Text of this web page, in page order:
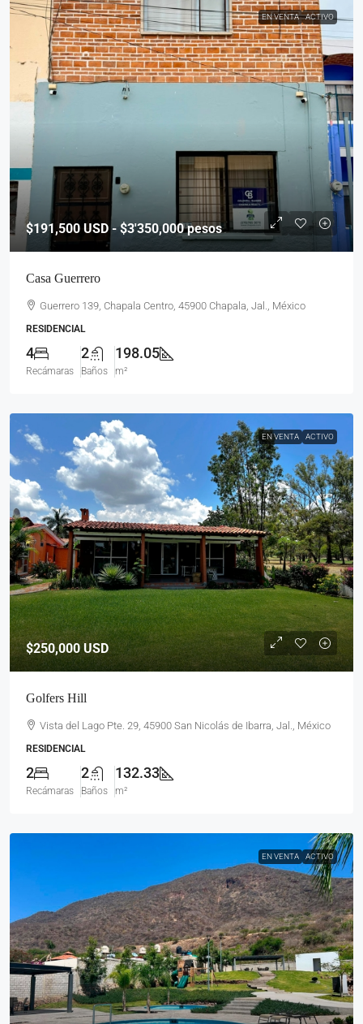
EN VENTA ACTIVO
$191,500 USD - $3'350,000 pesos
Casa Guerrero
Guerrero 139, Chapala Centro, 45900 Chapala, Jal., México
RESIDENCIAL
4
Recámaras
2
Baños
198.05
m²
EN VENTA ACTIVO
$250,000USD
Golfers Hill
Vista del Lago Pte. 29, 45900 San Nicolás de Ibarra, Jal., México
RESIDENCIAL
2
Recámaras
2
Baños
132.33
m²
EN VENTA ACTIVO